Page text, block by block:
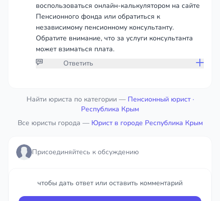
воспользоваться онлайн-калькулятором на сайте
Пенсионного фонда или обратиться к
независимому пенсионному консультанту.
Обратите внимание, что за услуги консультанта
может взиматься плата.
Ответить
чтобы дать ответ или оставить комментарий
Найти юриста по категории — Пенсионный юрист·
Республика Крым
Все юристы города — Юрист в городе Республика Крым
Присоединяйтесь к обсуждению
чтобы дать ответ или оставить комментарий